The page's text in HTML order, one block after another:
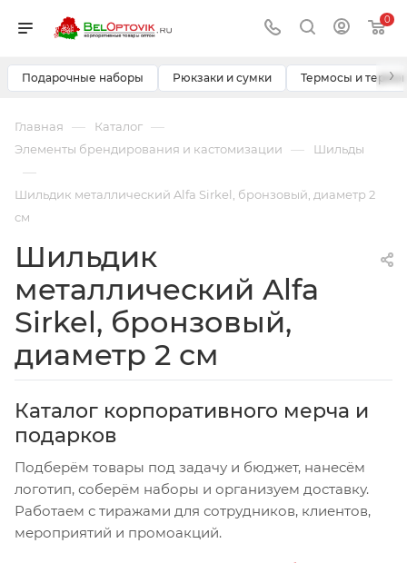
0
Подарочные наборы Рюкзаки и сумки Термосы и ›
Главная — Каталог —
Элементы брендирования и кастомизации — Шильды
—
Шильдик металлический Alfa Sirkel, бронзовый, диаметр 2
см
Шильдик
металлический Alfa
Sirkel, бронзовый,
диаметр 2 см
Каталог корпоративного мерча и
подарков
Подберём товары под задачу и бюджет, нанесём
логотип, соберём наборы и организуем доставку.
Работаем с тиражами для сотрудников, клиентов,
мероприятий и промоакций.